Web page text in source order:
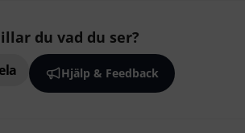
du vad du ser?
Hjälp & Feedback